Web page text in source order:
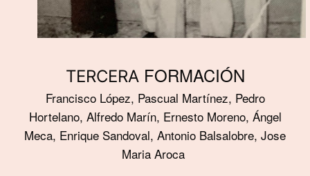
TERCERA FORMACIÓN
Francisco López, Pascual Martínez, Pedro
Hortelano, Alfredo Marín, Ernesto Moreno, Ángel
Meca, Enrique Sandoval, Antonio Balsalobre, Jose
Maria Aroca